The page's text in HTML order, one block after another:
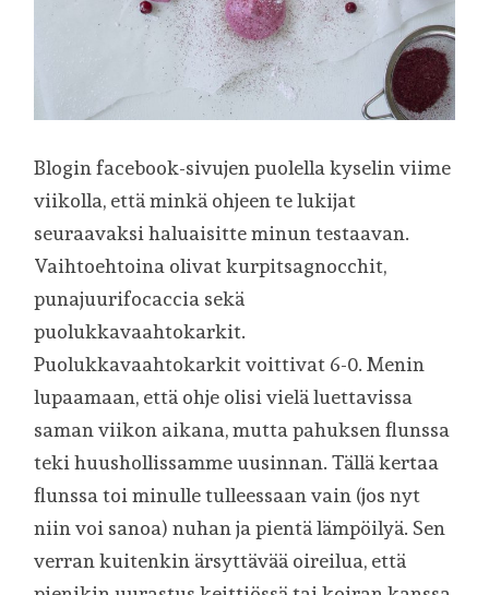
Blogin facebook-sivujen puolella kyselin viime
viikolla, että minkä ohjeen te lukijat
seuraavaksi haluaisitte minun testaavan.
Vaihtoehtoina olivat kurpitsagnocchit,
punajuurifocaccia sekä
puolukkavaahtokarkit.
Puolukkavaahtokarkit voittivat 6-0. Menin
lupaamaan, että ohje olisi vielä luettavissa
saman viikon aikana, mutta pahuksen flunssa
teki huushollissamme uusinnan. Tällä kertaa
flunssa toi minulle tulleessaan vain (jos nyt
niin voi sanoa) nuhan ja pientä lämpöilyä. Sen
verran kuitenkin ärsyttävää oireilua, että